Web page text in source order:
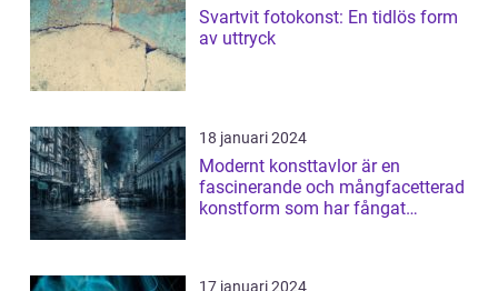
Svartvit fotokonst: En tidlös form
av uttryck
18 januari 2024
Modernt konsttavlor är en
fascinerande och mångfacetterad
konstform som har fångat
17 januari 2024